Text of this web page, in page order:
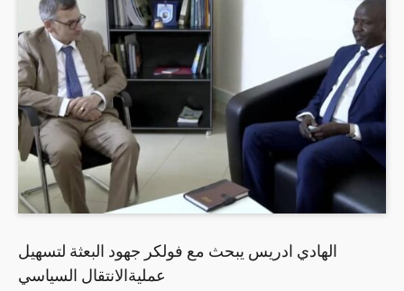
الهادي ادريس يبحث مع فولكر جهود البعثة لتسهيل
عمليةالانتقال السياسي